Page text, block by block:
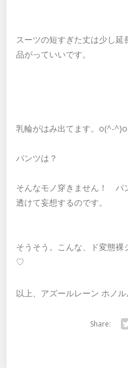
スーツの短すぎた丈は少し
品がっていいです。
乳輪がはみ出てます。o(^-^)o
パンツは？
そんなモノ穿きません！ パ
透けて妄想するのです。
そうそう。こんな、ド変態
♡
以上、アズールレーン ホノ
Share: